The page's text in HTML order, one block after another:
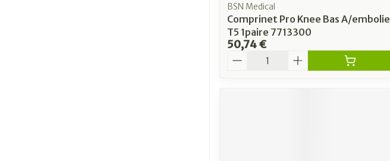
BSN Medical
Comprinet Pro Knee Bas A/embolie
T5 1paire 7713300
50,74 €
Quantité